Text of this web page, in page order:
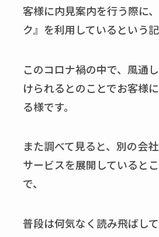
客様に内見案内を行う際に
ク』を利用しているという記
このコロナ禍の中で、風通
けられるとのことでお客様
る様です。
また調べて見ると、別の会
サービスを展開していると
で、
普段は何気なく読み飛ばし